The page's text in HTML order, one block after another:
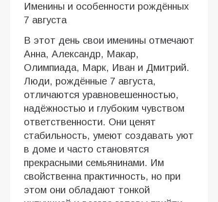
Именины и особенности рождённых
7 августа
В этот день свои именины отмечают
Анна, Александр, Макар,
Олимпиада, Марк, Иван и Дмитрий.
Люди, рождённые 7 августа,
отличаются уравновешенностью,
надёжностью и глубоким чувством
ответственности. Они ценят
стабильность, умеют создавать уют
в доме и часто становятся
прекрасными семьянинами. Им
свойственна практичность, но при
этом они обладают тонкой